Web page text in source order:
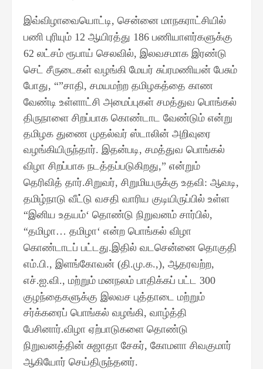
இவ்விழாவையொட்டி, சென்னை மாநகராட்சியில்
பணி புரியும் 12 ஆயிரத்து 186 பணியாளர்களுக்கு
62 லட்சம் ரூபாய் செலவில், இலவசமாக இரண்டு
செட் சீருடைகள் வழங்கி மேயர் சுப்ரமணியன் பேசும்
போது, “”சாதி, சமயமற்ற தமிழகத்தை காண
வேண்டி உள்ளாட்சி அமைப்புகள் சமத்துவ பொங்கல்
திருநாளை சிறப்பாக கொண்டாட வேண்டும் என்று
தமிழக துணை முதல்வர் ஸ்டாலின் அறிவுரை
வழங்கியிருந்தார். இதன்படி, சமத்துவ பொங்கல்
விழா சிறப்பாக நடத்தப்படுகிறது,” என்றும்
தெரிவித் தார்.சிறுவர், சிறுமியருக்கு உதவி: ஆவடி,
தமிழ்நாடு வீட்டு வசதி வாரிய குடியிருப்பில் உள்ள
“இனிய உதயம்‘ தொண்டு நிறுவனம் சார்பில்,
“தமிழா… தமிழா‘ என்ற பொங்கல் விழா
கொண்டாடப் பட்டது.இதில் வடசென்னை தொகுதி
எம்.பி., இளங்கோவன் (தி.மு.க.,), ஆதரவற்ற,
எச்.ஐ.வி., மற்றும் மனநலம் பாதிக்கப் பட்ட 300
குழந்தைகளுக்கு இலவச புத்தாடை மற்றும்
சர்க்கரைப் பொங்கல் வழங்கி, வாழ்த்தி
பேசினார்.விழா ஏற்பாடுகளை தொண்டு
நிறுவனத்தின் சுஜாதா சேகர், கோமளா சிவகுமார்
ஆகியோர் செய்திருந்தனர்.